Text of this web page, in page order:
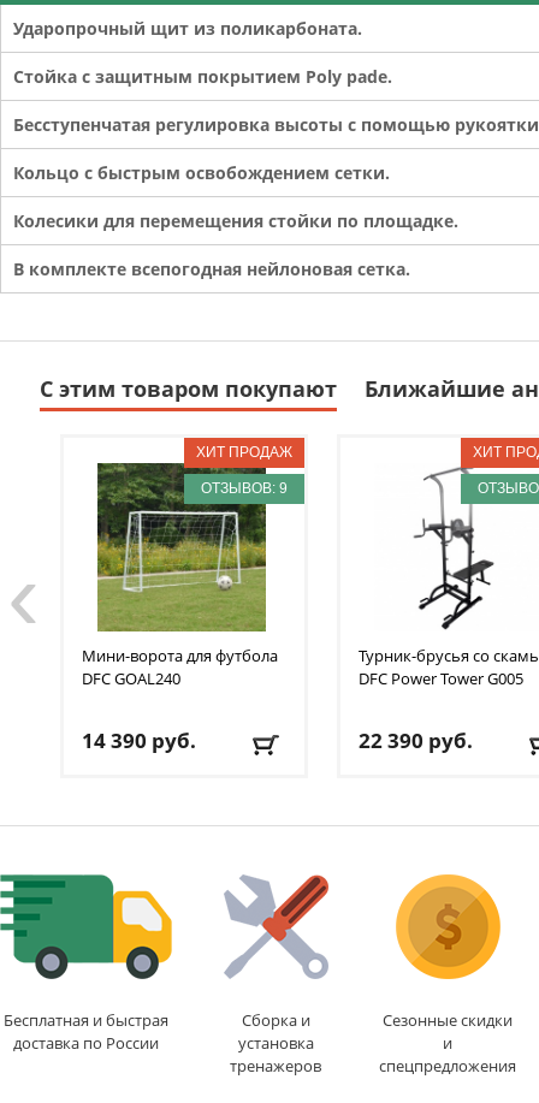
Ударопрочный щит из поликарбоната.
Стойка с защитным покрытием Poly pade.
Бесступенчатая регулировка высоты с помощью
Кольцо с быстрым освобождением сетки.
Колесики для перемещения стойки по площадке.
В комплекте всепогодная нейлоновая сетка.
С этим товаром покупают Ближайшие
ОТЗЫВОВ: 9
Мини-ворота для футбола
DFCGOAL240
14 390 руб.
1-2 дня
Турник-брусья со
DFC Power Tower G005
22 390 руб.
1-2 дня
‹
Бесплатная и быстрая
доставка по России
Сборка и
установка
тренажеров
Сезонные скидки
и
спецпредложения